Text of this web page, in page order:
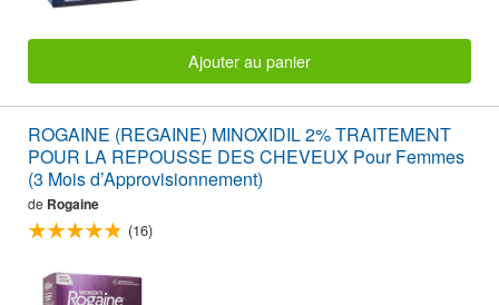
Ajouter au panier
ROGAINE (REGAINE) MINOXIDIL 2% TRAITEMENT
POUR LA REPOUSSE DES CHEVEUX Pour Femmes
(3 Mois d’Approvisionnement)
de Rogaine
(16)